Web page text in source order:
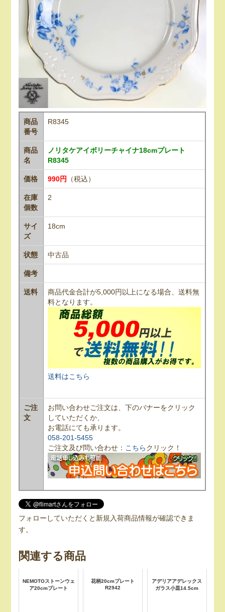
商品
番号
R8345
商品
名
ノリタケアイボリーチャイナ18cmプレート
R8345
価格 990円 （税込）
在庫
個数
2
サイ
ズ
18cm
状態 中古品
備考
送料
商品代金合計が5,000円以上になる場合、送料無
料となります。
送料はこちら
ご注
文
お問い合わせご注文は、下のバナーをクリック
していただくか、
お電話にても承ります。
058-201-5455
ご注文及び問い合わせ： こちらクリック！
フォローしていただくと新規入荷商品情報が確認できま
す。
関連する商品
NEMOTOストーンウェ
ア20cmプレート
花柄20cmプレート
R2942
アデリアアデレックス
ガラス小皿14.5cm